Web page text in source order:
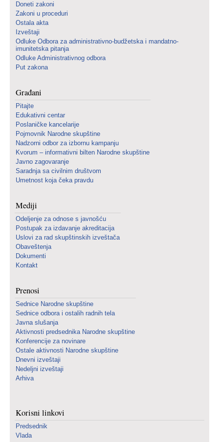
Doneti zakoni
Zakoni u proceduri
Ostala akta
Izveštaji
Odluke Odbora za administrativno-budžetska i mandatno-
imunitetska pitanja
Odluke Administrativnog odbora
Put zakona
Građani
Pitajte
Edukativni centar
Poslaničke kancelarije
Pojmovnik Narodne skupštine
Nadzorni odbor za izbornu kampanju
Kvorum – informativni bilten Narodne skupštine
Javno zagovaranje
Saradnja sa civilnim društvom
Umetnost koja čeka pravdu
Mediji
Odeljenje za odnose s javnošću
Postupak za izdavanje akreditacija
Uslovi za rad skupštinskih izveštača
Obaveštenja
Dokumenti
Kontakt
Prenosi
Sednice Narodne skupštine
Sednice odbora i ostalih radnih tela
Javna slušanja
Aktivnosti predsednika Narodne skupštine
Konferencije za novinare
Ostale aktivnosti Narodne skupštine
Dnevni izveštaji
Nedeljni izveštaji
Arhiva
Korisni linkovi
Predsednik
Vlada